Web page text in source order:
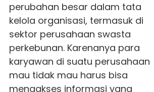
perubahan besar dalam tata
kelola organisasi, termasuk di
sektor perusahaan swasta
perkebunan. Karenanya para
karyawan di suatu perusahaan
mau tidak mau harus bisa
mengakses informasi yang